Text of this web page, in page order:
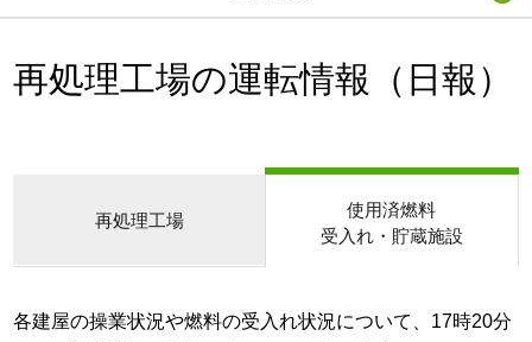
再処理工場の運転情報（日報）
再処理工場
使用済燃料
受入れ・貯蔵施設
各建屋の操業状況や燃料の受入れ状況について、17時20分